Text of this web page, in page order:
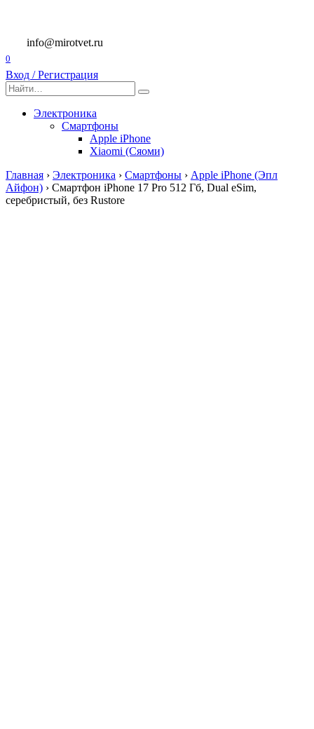
содержанию
info@mirotvet.ru
0
Вход / Регистрация
Search
for:
Электроника
Смартфоны
Apple iPhone
Xiaomi (Сяоми)
Главная › Электроника › Смартфоны › Apple iPhone (Эпл
Айфон) › Смартфон iPhone 17 Pro 512 Гб, Dual eSim,
серебристый, без Rustore